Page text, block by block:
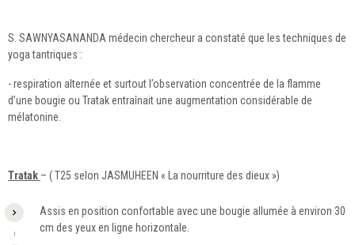
S. SAWNYASANANDA médecin chercheur a constaté que les techniques de
yoga tantriques :
- respiration alternée et surtout l’observation concentrée de la flamme
d’une bougie ou Tratak entraînait une augmentation considérable de
mélatonine.
Tratak – ( T25 selon JASMUHEEN « La nourriture des dieux »)
Assis en position confortable avec une bougie allumée à environ 30
cm des yeux en ligne horizontale.